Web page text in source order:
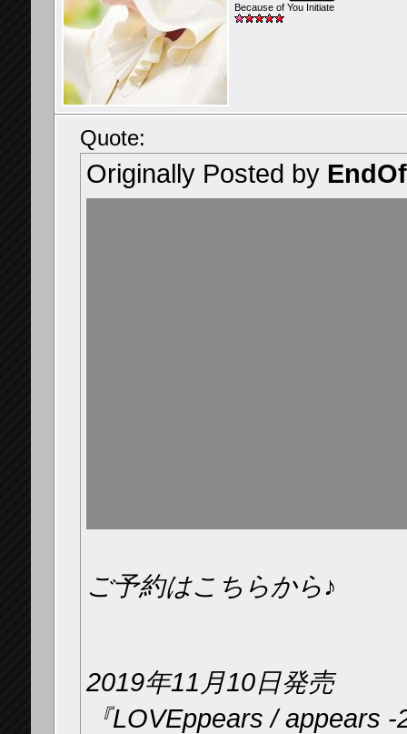
Because of You Initiate
Quote:
Originally Posted by
ご予約はこちらから♪
2019年11月10日発売
『LOVEppears / appears